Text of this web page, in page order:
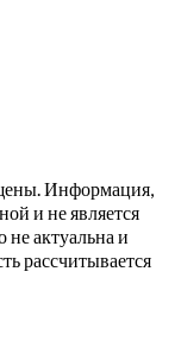
Информация,
и не является
актуальна и
рассчитывается